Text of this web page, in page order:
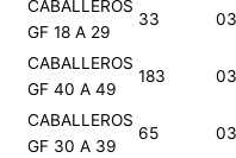
CABALLEROS
GF 18 A 29
33
CABALLEROS
GF 40 A 49
183
CABALLEROS
GF 30 A 39
65